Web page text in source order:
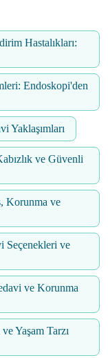
Hastalıkları:
Endoskopi'den
Yaklaşımları
ve Güvenli
Korunma ve
Seçenekleri ve
ve Korunma
Yaşam Tarzı